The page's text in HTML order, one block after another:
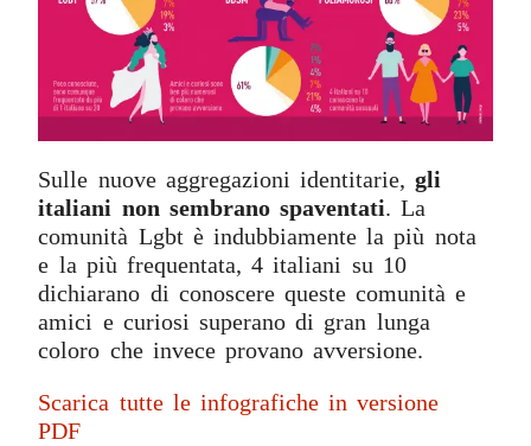
Sulle nuove aggregazioni identitarie,gli
italiani non sembrano spaventati. La
comunità Lgbt è indubbiamente la più nota
e la più frequentata, 4 italiani su 10
dichiarano di conoscere queste comunità e
amici e curiosi superano di gran lunga
coloro che invece provano avversione.
Scarica tutte le infografiche in versione
PDF